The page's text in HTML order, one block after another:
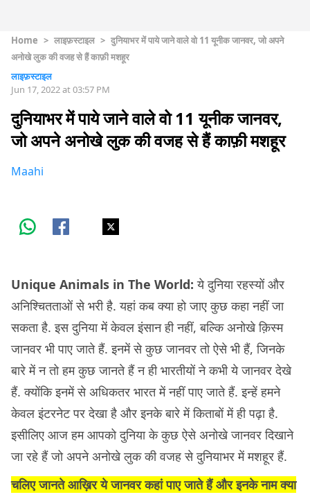
Home > लाइफ़स्टाइल > दुनियाभर में पाये जाने वाले वो 11 यूनीक जानवर, जो अपने
अनोखे लुक की वजह से हैं काफ़ी मशहूर
लाइफ़स्टाइल
Jun 17, 2022 at 03:57 PM
दुनियाभर में पाये जाने वाले वो 11 यूनीक जानवर,
जो अपने अनोखे लुक की वजह से हैं काफ़ी मशहूर
Maahi
Unique Animals in The World:ये दुनिया रहस्यों और
अनिश्चितताओं से भरी है. यहां कब क्या हो जाए कुछ कहा नहीं जा
सकता है. इस दुनिया में केवल इंसान ही नहीं, बल्कि अनोखे क़िस्म
जानवर भी पाए जाते हैं. इनमें से कुछ जानवर तो ऐसे भी हैं, जिनके
बारे में न तो हम कुछ जानते हैं न ही भारतीयों ने कभी ये जानवर देखे
हैं. क्योंकि इनमें से अधिकतर भारत में नहीं पाए जाते हैं. इन्हें हमने
केवल इंटरनेट पर देखा है और इनके बारे में किताबों में ही पढ़ा है.
इसीलिए आज हम आपको दुनिया के कुछ ऐसे अनोखे जानवर दिखाने
जा रहे हैं जो अपने अनोखे लुक की वजह से दुनियाभर में मशहूर हैं.
चलिए जानते आख़िर ये जानवर कहां पाए जाते हैं और इनके नाम क्या